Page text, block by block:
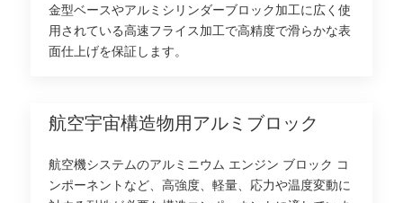
金型ベースやアルミシリンダーブロック加工に広く使
用されている高速フライス加工で高精度で滑らかな表
面仕上げを保証します。
航空宇宙構造物用アルミブロック
航空機システムのアルミニウム エンジン ブロック コ
ンポーネントなど、高強度、軽量、応力や温度変動に